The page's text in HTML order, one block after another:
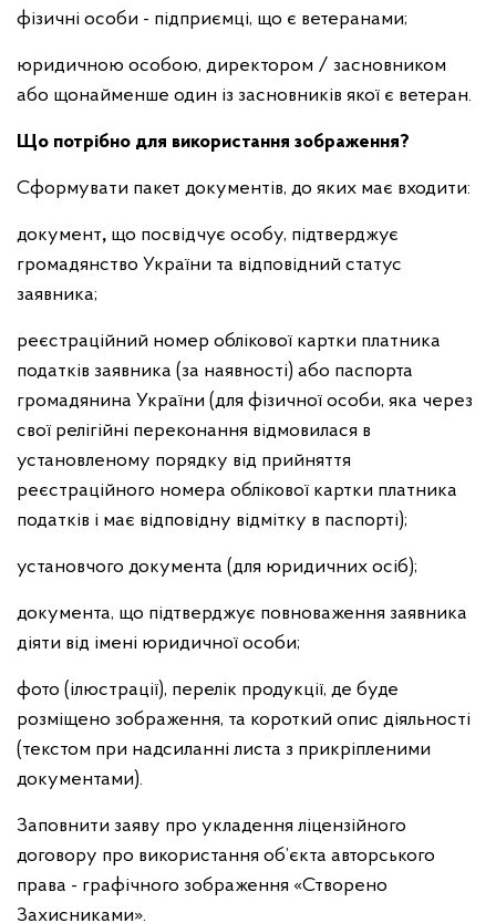
фізичні особи - підприємці, що є ветеранами;
юридичною особою, директором / засновником
або щонайменше один із засновників якої є ветеран.
Що потрібно для використання зображення?
Сформувати пакет документів, до яких має входити:
документ, що посвідчує особу, підтверджує
громадянство України та відповідний статус
заявника;
реєстраційний номер облікової картки платника
податків заявника (за наявності) або паспорта
громадянина України (для фізичної особи, яка через
свої релігійні переконання відмовилася в
установленому порядку від прийняття
реєстраційного номера облікової картки платника
податків і має відповідну відмітку в паспорті);
установчого документа (для юридичних осіб);
документа, що підтверджує повноваження заявника
діяти від імені юридичної особи;
фото (ілюстрації), перелік продукції, де буде
розміщено зображення, та короткий опис діяльності
(текстом при надсиланні листа з прикріпленими
документами).
Заповнити заяву про укладення ліцензійного
договору про використання об’єкта авторського
права - графічного зображення «Створено
Захисниками».